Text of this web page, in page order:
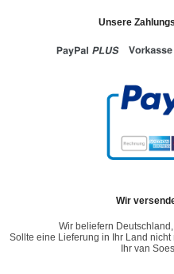
Unsere
Wir
Wir beliefern
Sollte eine Lieferung in Ihr Land
Ihr van